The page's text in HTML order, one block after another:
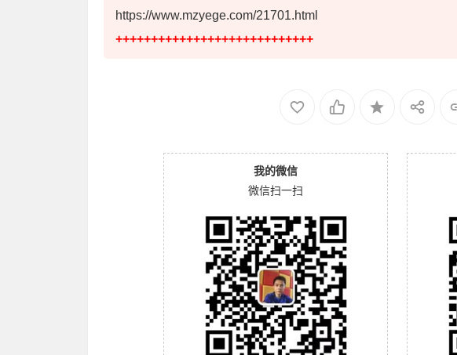
https://www.mzyege.com/21701.html
++++++++++++++++++++++++++++
我的微信
微信扫一扫